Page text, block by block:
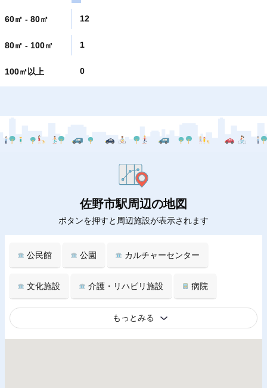
60㎡ - 80㎡ 12
80㎡ - 100㎡ 1
100㎡以上 0
佐野市駅周辺の地図
ボタンを押すと周辺施設が表示されます
公民館 公園 カルチャーセンター
文化施設 介護・リハビリ施設 病院
もっとみる